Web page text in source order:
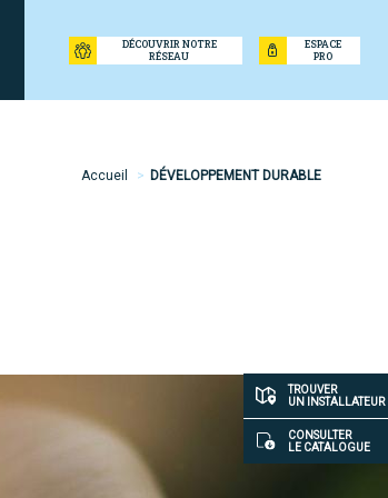
Accès
rapide
TROUVER
UN INSTALLATEUR
CONSULTER
LE CATALOGUE
DÉCOUVRIR NOTRE
RÉSEAU
ESPACE
PRO
Accueil DÉVELOPPEMENT DURABLE